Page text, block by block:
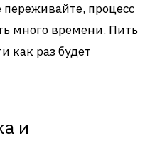
процесс
много времени. Пить
как раз будет
и